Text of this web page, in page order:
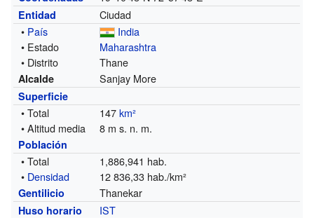
Entidad
Ciudad
• País
India
• Estado
Maharashtra
• Distrito
Thane
Alcalde Sanjay More
Superficie
• Total 147km²
• Altitud media
8 m s. n. m.
Población
• Total
1,886,941 hab.
• Densidad 12 836,33 hab./km²
Gentilicio Thanekar
Huso horario IST